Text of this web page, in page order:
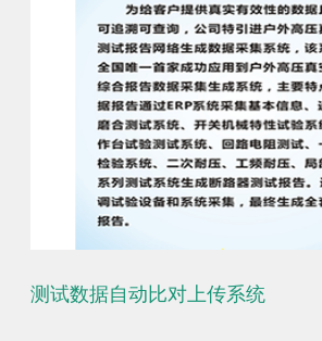
测试数据自动比对上传系统